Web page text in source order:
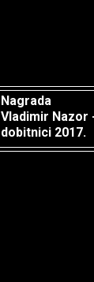
Nagrada
Vladimir Nazor
dobitnici 2017.